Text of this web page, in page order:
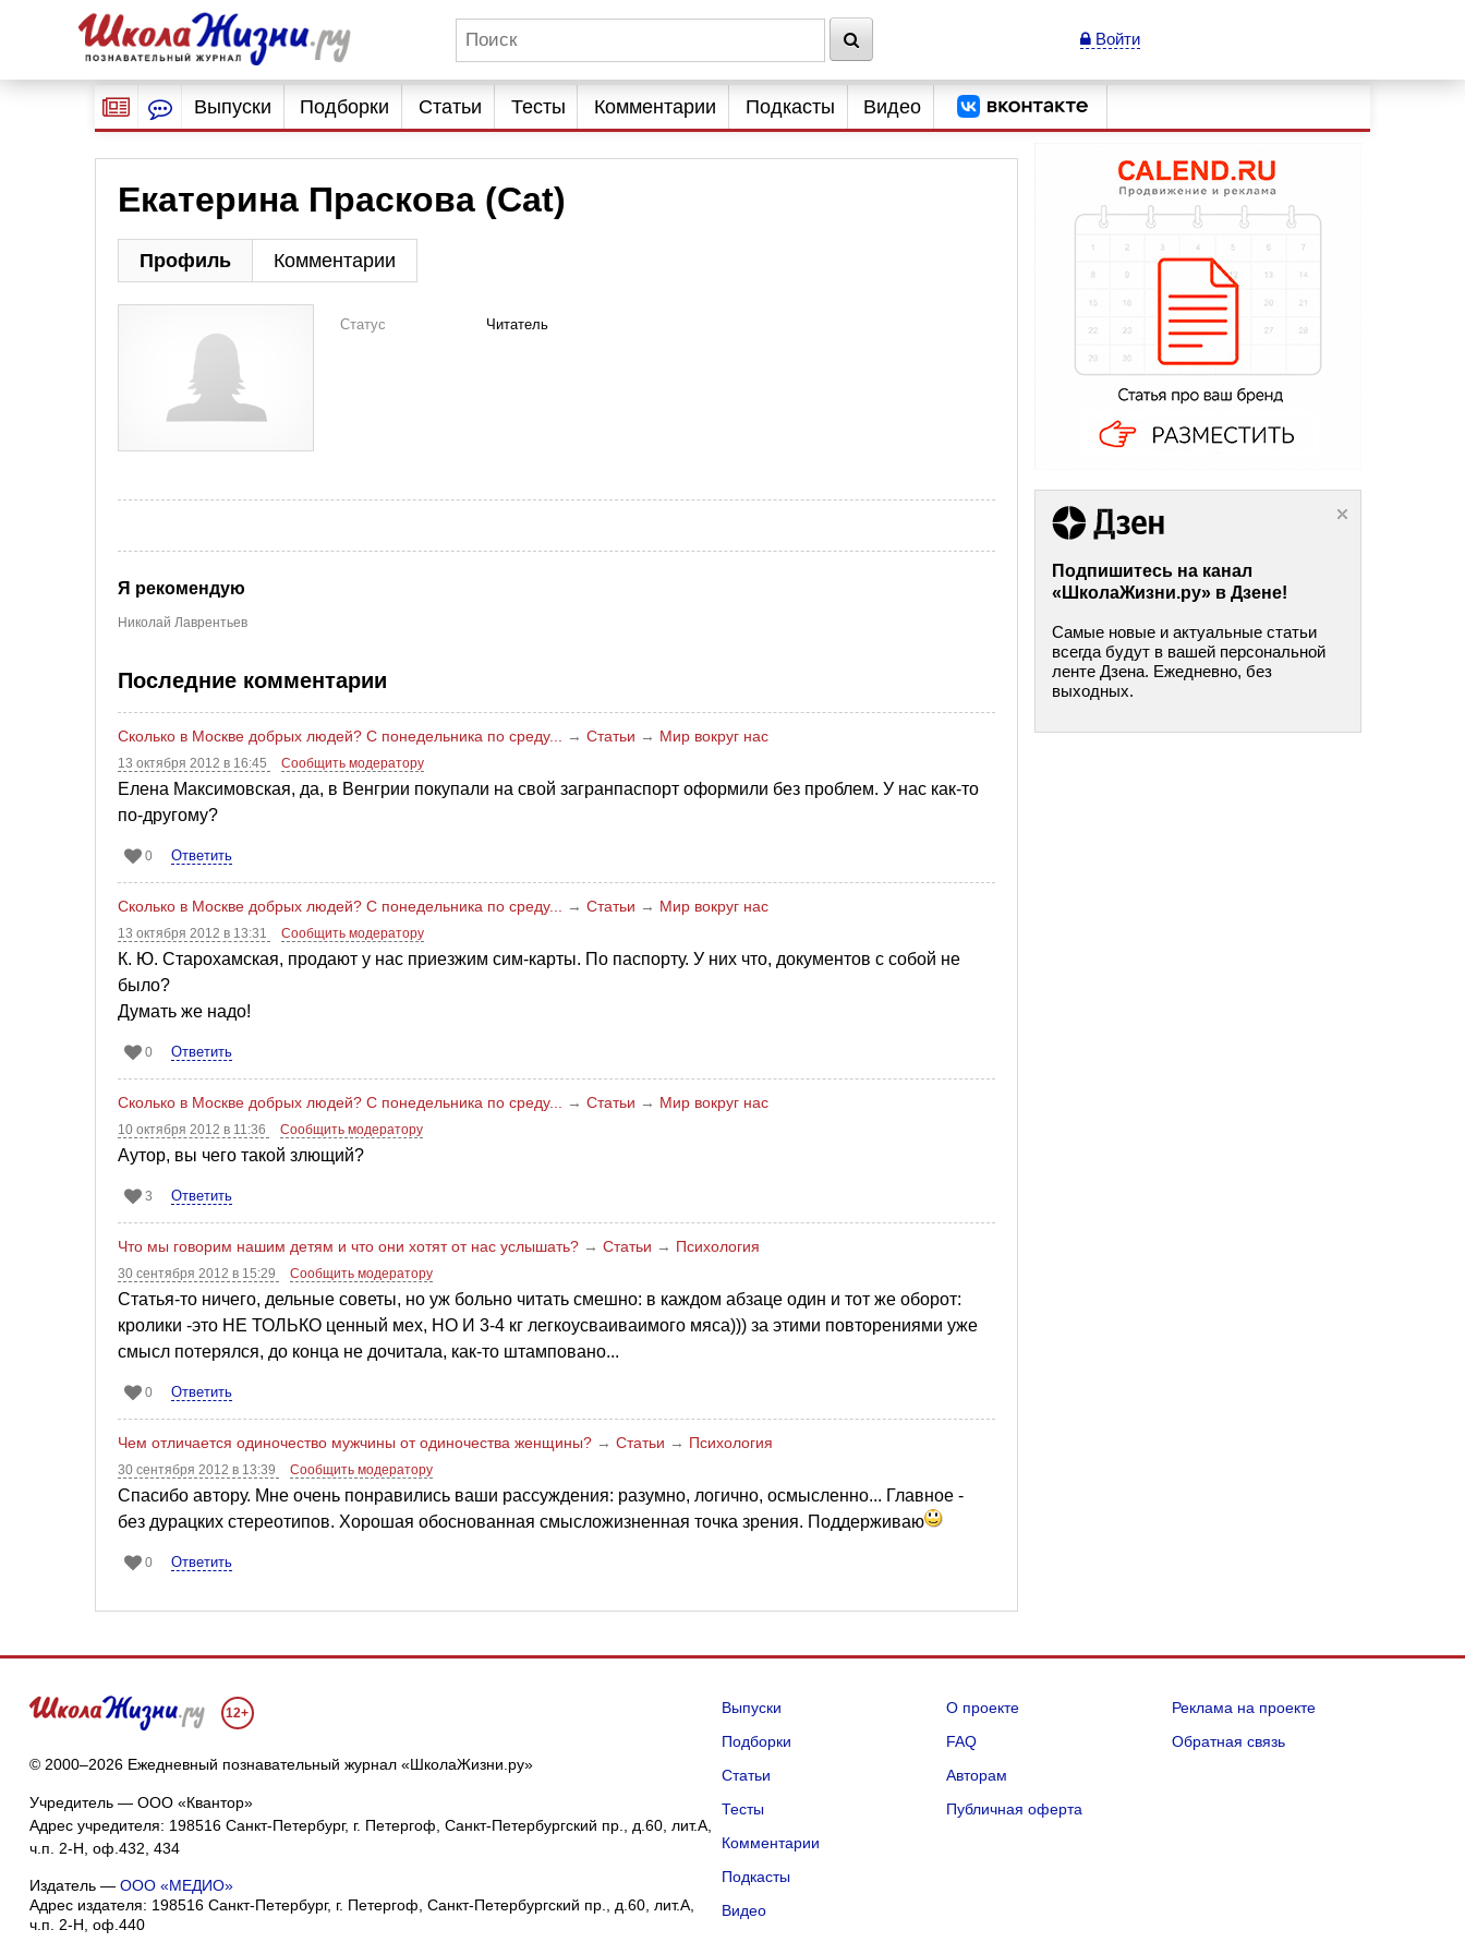
Войти
Выпуски Подборки Статьи Тесты Комментарии Подкасты Видео
Екатерина Праскова (Cat)
Профиль Комментарии
Статус Читатель
Я рекомендую
Николай Лаврентьев
Последние комментарии
Сколько в Москве добрых людей? С понедельника по среду... → Статьи → Мир вокруг нас
13 октября 2012 в 16:45 Сообщить модератору
Елена Максимовская, да, в Венгрии покупали на свой загранпаспорт оформили без проблем. У нас как-то
по-другому?
0 Ответить
Сколько в Москве добрых людей? С понедельника по среду... → Статьи → Мир вокруг нас
13 октября 2012 в 13:31 Сообщить модератору
К. Ю. Старохамская, продают у нас приезжим сим-карты. По паспорту. У них что, документов с собой не
было?
Думать же надо!
0 Ответить
Сколько в Москве добрых людей? С понедельника по среду... → Статьи → Мир вокруг нас
10 октября 2012 в 11:36 Сообщить модератору
Аутор, вы чего такой злющий?
3 Ответить
Что мы говорим нашим детям и что они хотят от нас услышать? → Статьи → Психология
30 сентября 2012 в 15:29 Сообщить модератору
Статья-то ничего, дельные советы, но уж больно читать смешно: в каждом абзаце один и тот же оборот:
кролики -это НЕ ТОЛЬКО ценный мех, НО И 3-4 кг легкоусваиваимого мяса))) за этими повторениями уже
смысл потерялся, до конца не дочитала, как-то штамповано...
0 Ответить
Чем отличается одиночество мужчины от одиночества женщины? → Статьи → Психология
30 сентября 2012 в 13:39 Сообщить модератору
Спасибо автору. Мне очень понравились ваши рассуждения: разумно, логично, осмысленно... Главное -
без дурацких стереотипов. Хорошая обоснованная смысложизненная точка зрения. Поддерживаю
0 Ответить
Подпишитесь на канал
«ШколаЖизни.ру» в Дзене!
Самые новые и актуальные статьи
всегда будут в вашей персональной
ленте Дзена. Ежедневно, без
выходных.
12+
© 2000–2026 Ежедневный познавательный журнал «ШколаЖизни.ру»
Учредитель — ООО «Квантор»
Адрес учредителя: 198516 Санкт-Петербург, г. Петергоф, Санкт-Петербургский пр., д.60, лит.А,
ч.п. 2-Н, оф.432, 434
Издатель — ООО «МЕДИО»
Адрес издателя: 198516 Санкт-Петербург, г. Петергоф, Санкт-Петербургский пр., д.60, лит.А,
ч.п. 2-Н, оф.440
Выпуски
Подборки
Статьи
Тесты
Комментарии
Подкасты
Видео
О проекте
FAQ
Авторам
Публичная оферта
Реклама на проекте
Обратная связь